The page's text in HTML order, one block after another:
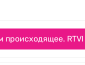
происходящее. RTVI